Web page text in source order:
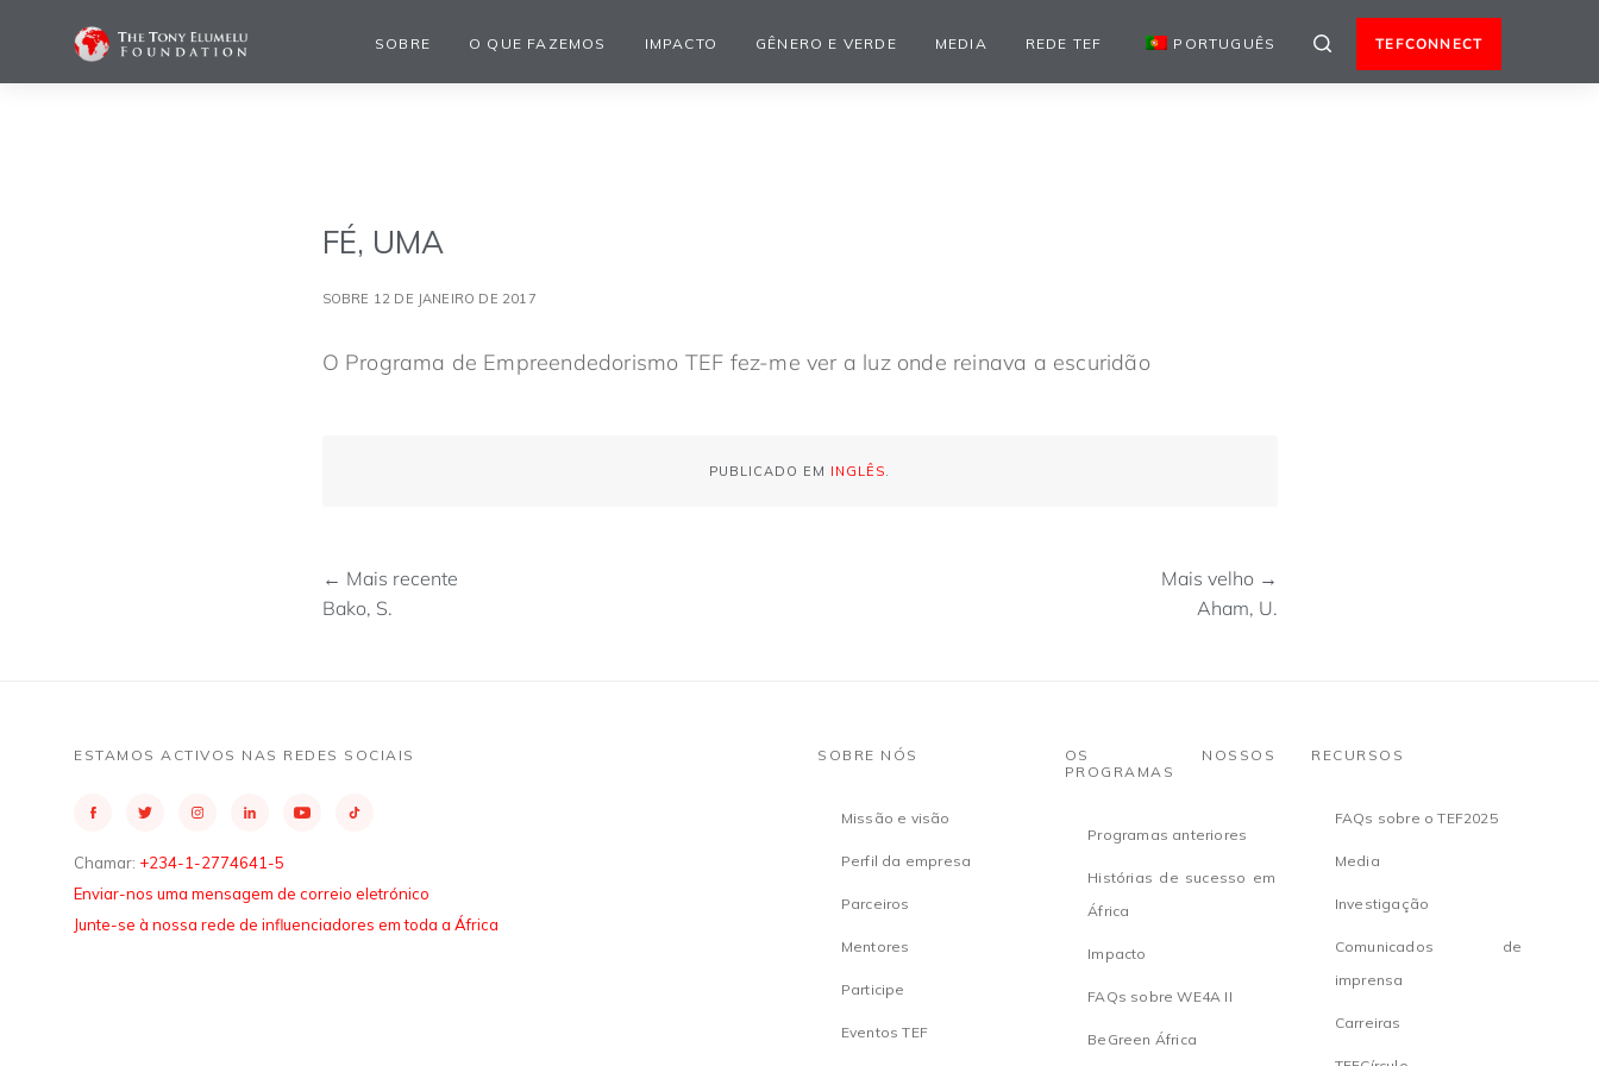
SOBRE O QUE FAZEMOS IMPACTO GÊNERO E VERDE MEDIA REDE TEF PORTUGUÊS TEFCONNECT
FÉ, UMA
SOBRE 12 DE JANEIRO DE 2017
O Programa de Empreendedorismo TEF fez-me ver a luz onde reinava a escuridão
PUBLICADO EM INGLÊS.
← Mais recente
Bako, S.
Mais velho →
Aham, U.
ESTAMOS ACTIVOS NAS REDES SOCIAIS
Chamar: +234-1-2774641-5
Enviar-nos uma mensagem de correio eletrónico
Junte-se à nossa rede de influenciadores em toda a África
SOBRE NÓS
Missão e visão
Perfil da empresa
Parceiros
Mentores
Participe
Eventos TEF
OS NOSSOS
PROGRAMAS
Programas anteriores
Histórias de sucesso em
África
Impacto
FAQs sobre WE4A II
BeGreen África
RECURSOS
FAQs sobre o TEF2025
Media
Investigação
Comunicados de
imprensa
Carreiras